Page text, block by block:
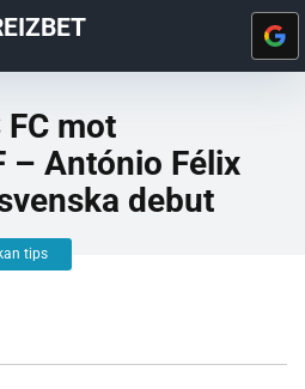
mot
– António Félix
debut
tips